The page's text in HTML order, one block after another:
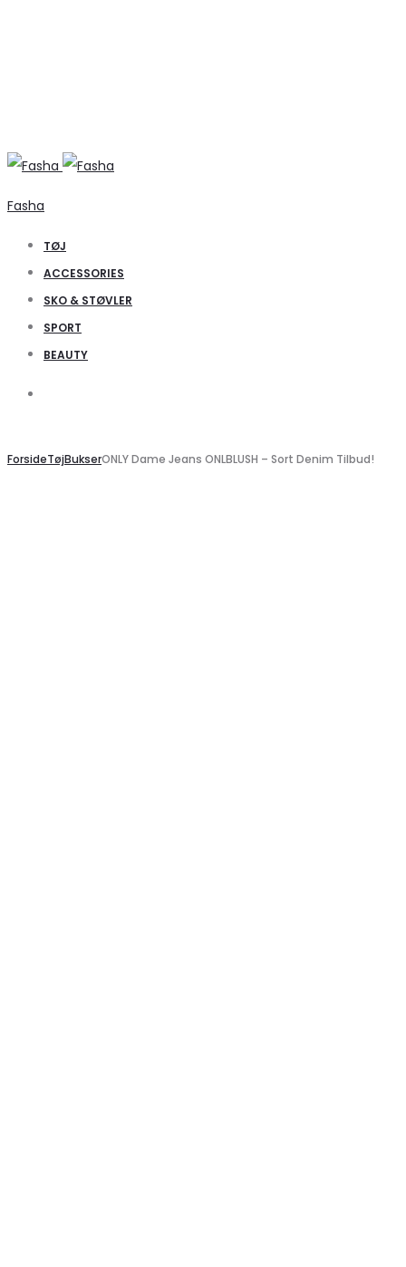
Fasha
TØJ
ACCESSORIES
SKO & STØVLER
SPORT
BEAUTY
ForsideTøjBukserONLY Dame Jeans ONLBLUSH – Sort Denim Tilbud!